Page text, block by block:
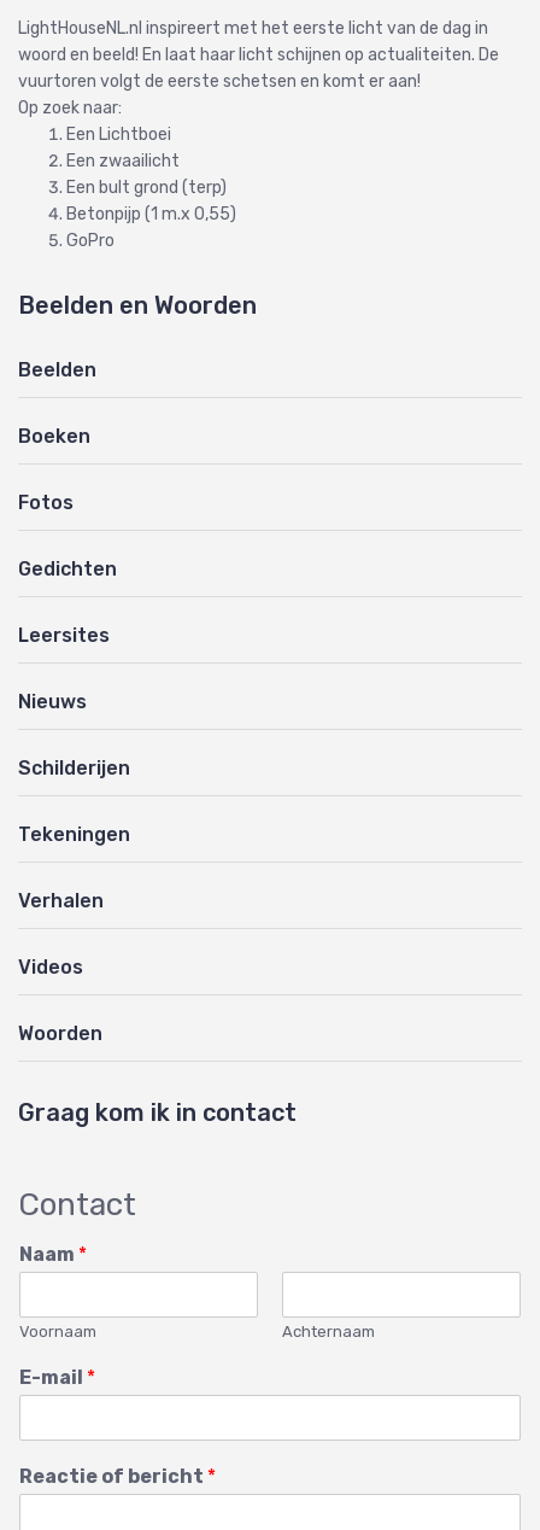
LightHouseNL.nl inspireert met het eerste licht van de dag in
woord en beeld! En laat haar licht schijnen op actualiteiten. De
vuurtoren volgt de eerste schetsen en komt er aan!
Op zoek naar:
Een Lichtboei
Een zwaailicht
Een bult grond (terp)
Betonpijp (1 m.x 0,55)
GoPro
Beelden en Woorden
Beelden
Boeken
Fotos
Gedichten
Leersites
Nieuws
Schilderijen
Tekeningen
Verhalen
Videos
Woorden
Graag kom ik in contact
Contact
Naam *
Voornaam Achternaam
E-mail *
Reactie of bericht *